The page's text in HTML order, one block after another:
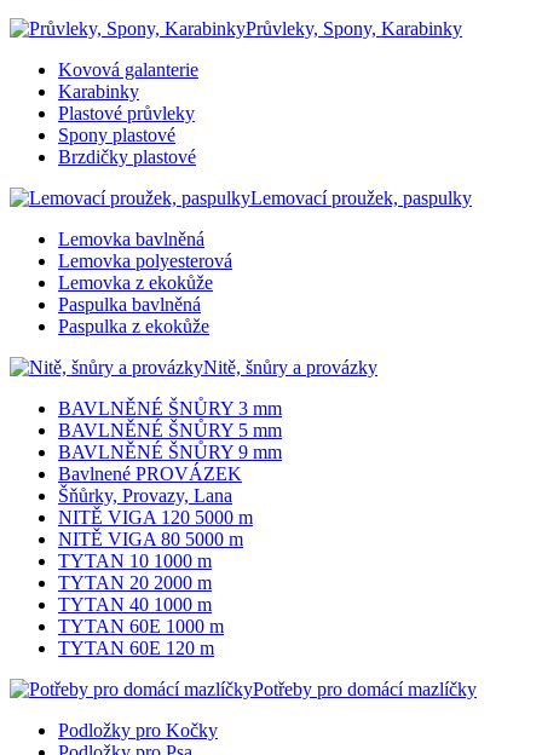
Průvleky, Spony, Karabinky
Kovová galanterie
Karabinky
Plastové průvleky
Spony plastové
Brzdičky plastové
Lemovací proužek, paspulky
Lemovka bavlněná
Lemovka polyesterová
Lemovka z ekokůže
Paspulka bavlněná
Paspulka z ekokůže
Nitě, šnůry a provázky
BAVLNĚNÉ ŠNŮRY 3 mm
BAVLNĚNÉ ŠNŮRY 5 mm
BAVLNĚNÉ ŠNŮRY 9 mm
Bavlnené PROVÁZEK
Šňůrky, Provazy, Lana
NITĚ VIGA 120 5000 m
NITĚ VIGA 80 5000 m
TYTAN 10 1000 m
TYTAN 20 2000 m
TYTAN 40 1000 m
TYTAN 60E 1000 m
TYTAN 60E 120 m
Potřeby pro domácí mazlíčky
Podložky pro Kočky